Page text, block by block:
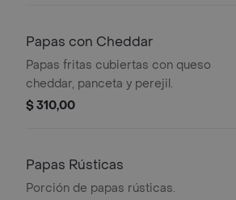
Papas con Cheddar
Papas fritas cubiertas con queso
cheddar, panceta y perejil.
$ 310,00
Papas Rústicas
Porción de papas rústicas.